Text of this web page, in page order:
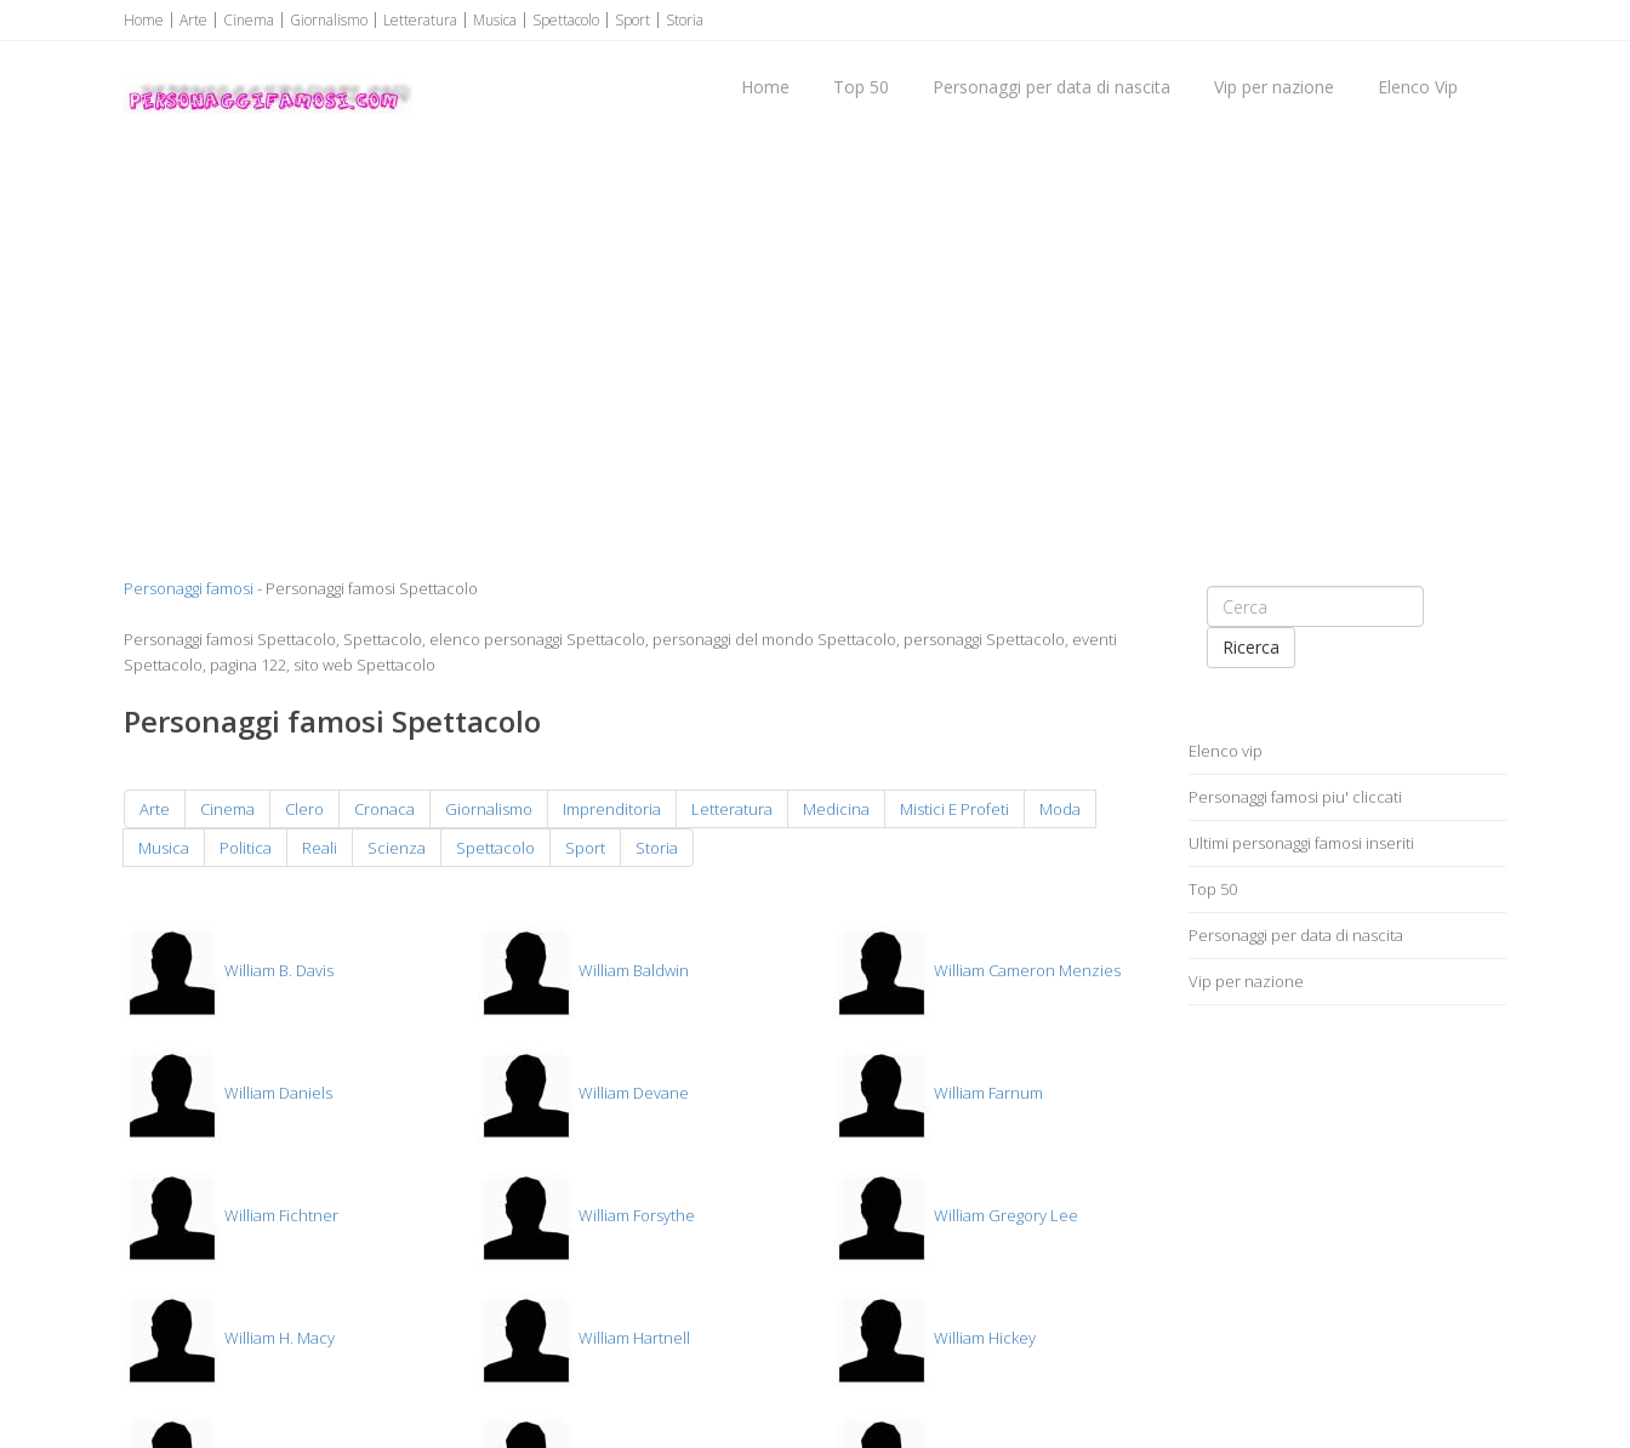
Home Arte Cinema Giornalismo Letteratura Musica Spettacolo Sport Storia
Home Top 50 Personaggi per data di nascita Vip per nazione Elenco Vip
Personaggi famosi
Personaggi famosi Top Vip...
Vip nati oggi
Personaggi famosi - Personaggi famosi Spettacolo
Personaggi famosi Spettacolo, Spettacolo, elenco personaggi Spettacolo, personaggi del mondo Spettacolo, personaggi Spettacolo, eventi
Spettacolo, pagina 122, sito web Spettacolo
Personaggi famosi Spettacolo
Arte Cinema Clero Cronaca Giornalismo Imprenditoria Letteratura Medicina Mistici E Profeti
Moda
Musica
Politica Reali Scienza Spettacolo Sport Storia
William B. Davis William Baldwin William Cameron Menzies
William Daniels William Devane William Farnum
William Fichtner William Forsythe William Gregory Lee
William H. Macy William Hartnell William Hickey
Ricerca
Elenco vip
Personaggi famosi piu' cliccati
Ultimi personaggi famosi inseriti
Top 50
Personaggi per data di nascita
Vip per nazione